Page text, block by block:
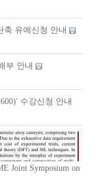
축 유예신청 안내
부 안내
수강신청 안내
Joint Symposium on